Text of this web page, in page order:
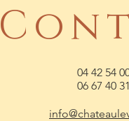
04 42 54
06 67 40